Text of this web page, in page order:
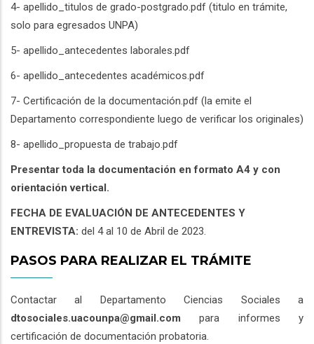
4- apellido_titulos de grado-postgrado.pdf (titulo en trámite,
solo para egresados UNPA)
5- apellido_antecedentes laborales.pdf
6- apellido_antecedentes académicos.pdf
7- Certificación de la documentación.pdf (la emite el
Departamento correspondiente luego de verificar los originales)
8- apellido_propuesta de trabajo.pdf
Presentar toda la documentación en formato A4 y con
orientación vertical.
FECHA DE EVALUACIÓN DE ANTECEDENTES Y
ENTREVISTA: del 4 al 10 de Abril de 2023.
PASOS PARA REALIZAR EL TRÁMITE
Contactar al Departamento Ciencias Sociales a
dtosociales.uacounpa@gmail.com para informes y
certificación de documentación probatoria.